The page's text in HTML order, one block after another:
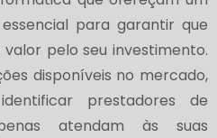
para garantir que
pelo seu investimento.
disponíveis no mercado,
prestadores de
atendam às suas